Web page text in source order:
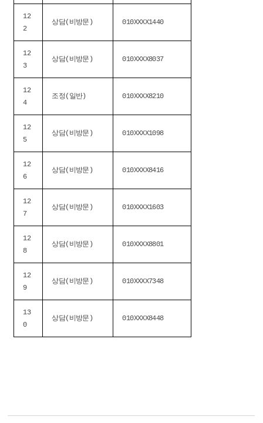
12
2
상담(비방문) 010XXXX1440
12
3
상담(비방문) 010XXXX8037
12
4
조정(일반) 010XXXX8210
12
5
상담(비방문) 010XXXX1098
12
6
상담(비방문) 010XXXX8416
12
7
상담(비방문) 010XXXX1603
12
8
상담(비방문) 010XXXX8801
12
9
상담(비방문) 010XXXX7348
13
0
상담(비방문) 010XXXX8448